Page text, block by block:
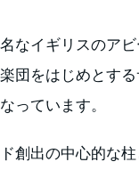
なイギリスのア
団をはじめとす
っています。
創出の中心的な